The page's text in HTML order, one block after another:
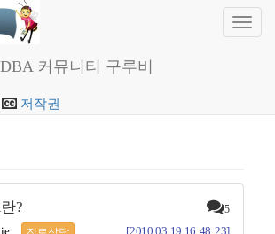
커뮤니티 구루비
저작권
? 5
[2010.03.19 16:48:23]